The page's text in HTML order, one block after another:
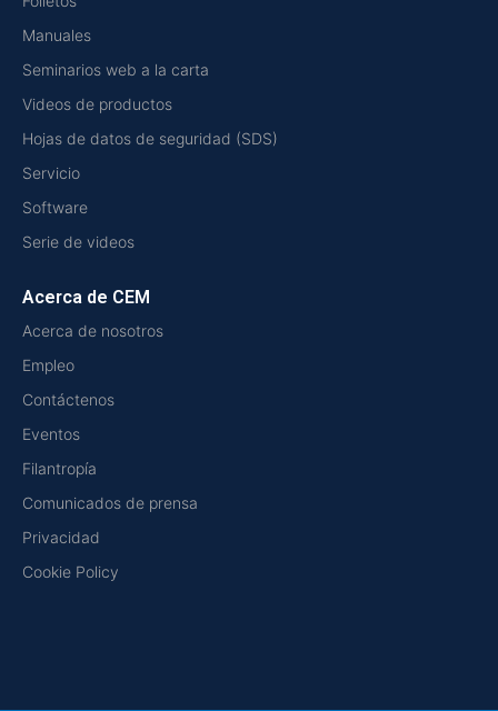
Manuales
Seminarios web a la carta
Videos de productos
Hojas de datos de seguridad (SDS)
Servicio
Software
Serie de videos
Acerca de CEM
Acerca de nosotros
Empleo
Contáctenos
Eventos
Filantropía
Comunicados de prensa
Privacidad
Cookie Policy